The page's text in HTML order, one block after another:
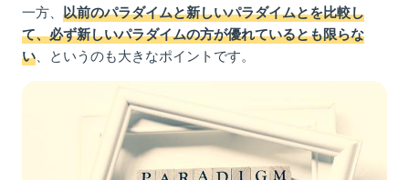
一方、 以前のパラダイムと新しいパラダイムとを比較し
て、必ず新しいパラダイムの方が優れているとも限らな
い 、というのも大きなポイントです。